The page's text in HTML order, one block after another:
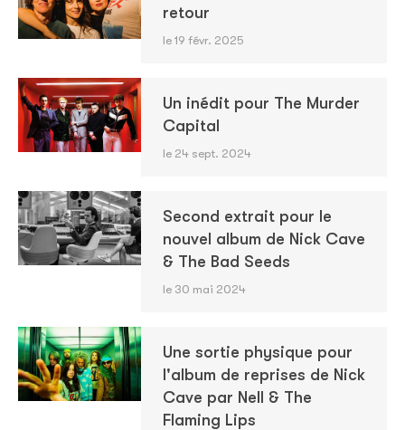
retour
le 19 févr. 2025
Un inédit pour The Murder
Capital
le 24 sept. 2024
Second extrait pour le
nouvel album de Nick Cave
& The Bad Seeds
le 30 mai 2024
Une sortie physique pour
l'album de reprises de Nick
Cave par Nell & The
Flaming Lips